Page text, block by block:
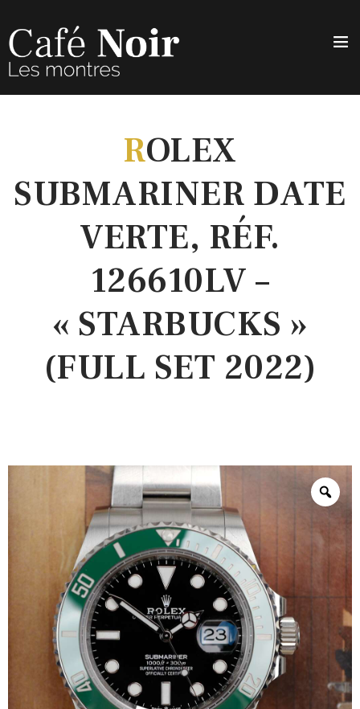
ROLEX
SUBMARINER DATE
VERTE, RÉF.
126610LV –
« STARBUCKS »
(FULL SET 2022)